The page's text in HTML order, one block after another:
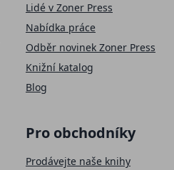
Lidé v Zoner Press
Nabídka práce
Odběr novinek Zoner Press
Knižní katalog
Blog
Pro obchodníky
Prodávejte naše knihy